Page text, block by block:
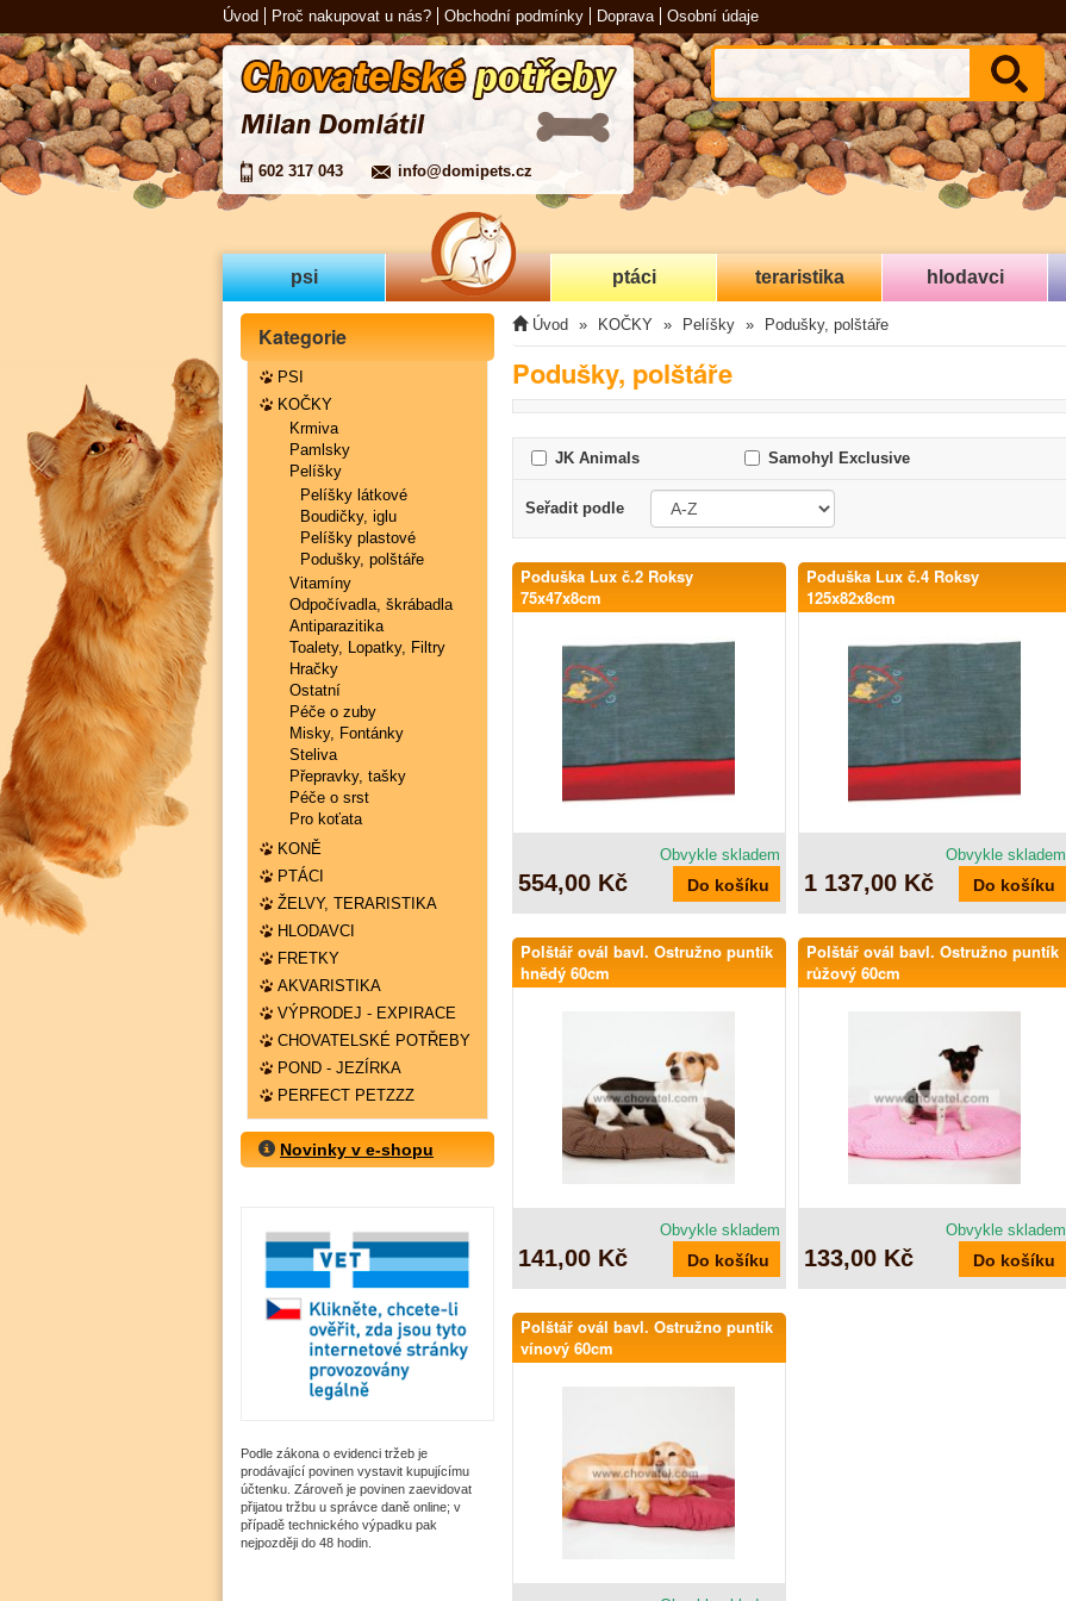
Úvod Proč nakupovat u nás? Obchodní podmínky Doprava Osobní údaje
602 317 043 info@domipets.cz
psi ptáci teraristika hlodavci
Kategorie
PSI
KOČKY
Krmiva
Pamlsky
Pelíšky
Pelíšky látkové
Boudičky, iglu
Pelíšky plastové
Podušky, polštáře
Vitamíny
Odpočívadla, škrábadla
Antiparazitika
Toalety, Lopatky, Filtry
Hračky
Ostatní
Péče o zuby
Misky, Fontánky
Steliva
Přepravky, tašky
Péče o srst
Pro koťata
KONĚ
PTÁCI
ŽELVY, TERARISTIKA
HLODAVCI
FRETKY
AKVARISTIKA
VÝPRODEJ - EXPIRACE
CHOVATELSKÉ POTŘEBY
POND - JEZÍRKA
PERFECT PETZZZ
Novinky v e-shopu
Podle zákona o evidenci tržeb je
prodávající povinen vystavit kupujícímu
účtenku. Zároveň je povinen zaevidovat
přijatou tržbu u správce daně online; v
případě technického výpadku pak
nejpozději do 48 hodin.
Úvod KOČKY Pelíšky Podušky, polštáře
Podušky, polštáře
JK Animals Samohyl Exclusive
Seřadit podle
Poduška Lux č.2 Roksy
75x47x8cm
Obvykle skladem
554,00 Kč
Poduška Lux č.4 Roksy
125x82x8cm
Obvykle skladem
1 137,00 Kč
Polštář ovál bavl. Ostružno puntík
hnědý 60cm
Obvykle skladem
141,00 Kč
Polštář ovál bavl. Ostružno puntík
růžový 60cm
Obvykle skladem
133,00 Kč
Polštář ovál bavl. Ostružno puntík
vínový 60cm